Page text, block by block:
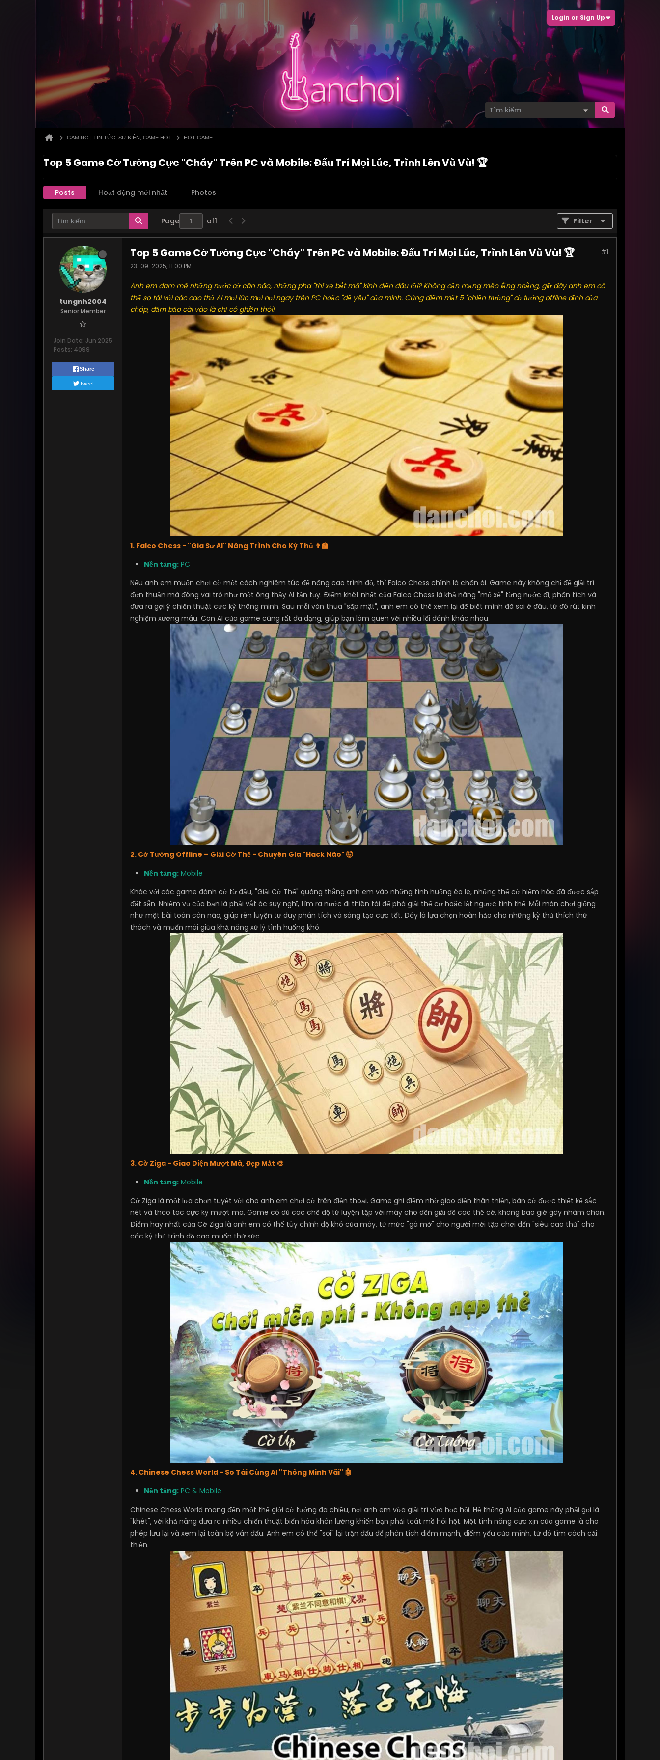
Login or Sign Up
GAMING | TIN TỨC, SỰ KIỆN, GAME HOT HOT GAME
Top 5 Game Cờ Tướng Cực "Cháy" Trên PC và Mobile: Đấu Trí Mọi Lúc, Trình Lên Vù Vù! 🏆
Posts Hoạt động mới nhất Photos
Page of1 Filter
tungnh2004
Senior Member
Join Date: Jun 2025
Posts: 4099
Share
Tweet
#1
Top 5 Game Cờ Tướng Cực "Cháy" Trên PC và Mobile: Đấu Trí Mọi Lúc, Trình Lên Vù Vù! 🏆
23-09-2025, 11:00 PM
Anh em đam mê những nước cờ cân não, những pha "thí xe bắt mã" kinh điển đâu rồi? Không cần mạng mẽo lằng nhằng, giờ đây anh em có
thể so tài với các cao thủ AI mọi lúc mọi nơi ngay trên PC hoặc "dế yêu" của mình. Cùng điểm mặt 5 "chiến trường" cờ tướng offline đỉnh của
chóp, đảm bảo cài vào là chỉ có ghiền thôi!
1. Falco Chess - "Gia Sư AI" Nâng Trình Cho Kỳ Thủ 👨‍🏫
Nền tảng: PC
Nếu anh em muốn chơi cờ một cách nghiêm túc để nâng cao trình độ, thì Falco Chess chính là chân ái. Game này không chỉ để giải trí
đơn thuần mà đóng vai trò như một ông thầy AI tận tụy. Điểm khét nhất của Falco Chess là khả năng "mổ xẻ" từng nước đi, phân tích và
đưa ra gợi ý chiến thuật cực kỳ thông minh. Sau mỗi ván thua "sấp mặt", anh em có thể xem lại để biết mình đã sai ở đâu, từ đó rút kinh
nghiệm xương máu. Con AI của game cũng rất đa dạng, giúp bạn làm quen với nhiều lối đánh khác nhau.
2. Cờ Tướng Offline – Giải Cờ Thế - Chuyên Gia "Hack Não" 🤯
Nền tảng: Mobile
Khác với các game đánh cờ từ đầu, "Giải Cờ Thế" quăng thẳng anh em vào những tình huống éo le, những thế cờ hiểm hóc đã được sắp
đặt sẵn. Nhiệm vụ của bạn là phải vắt óc suy nghĩ, tìm ra nước đi thiên tài để phá giải thế cờ hoặc lật ngược tình thế. Mỗi màn chơi giống
như một bài toán cân não, giúp rèn luyện tư duy phân tích và sáng tạo cực tốt. Đây là lựa chọn hoàn hảo cho những kỳ thủ thích thử
thách và muốn mài giũa khả năng xử lý tình huống khó.
3. Cờ Ziga - Giao Diện Mượt Mà, Đẹp Mắt 🎨
Nền tảng: Mobile
Cờ Ziga là một lựa chọn tuyệt vời cho anh em chơi cờ trên điện thoại. Game ghi điểm nhờ giao diện thân thiện, bàn cờ được thiết kế sắc
nét và thao tác cực kỳ mượt mà. Game có đủ các chế độ từ luyện tập với máy cho đến giải đố các thế cờ, không bao giờ gây nhàm chán.
Điểm hay nhất của Cờ Ziga là anh em có thể tùy chỉnh độ khó của máy, từ mức "gà mờ" cho người mới tập chơi đến "siêu cao thủ" cho
các kỳ thủ trình độ cao muốn thử sức.
4. Chinese Chess World - So Tài Cùng AI "Thông Minh Vãi" 🤖
Nền tảng: PC & Mobile
Chinese Chess World mang đến một thế giới cờ tướng đa chiều, nơi anh em vừa giải trí vừa học hỏi. Hệ thống AI của game này phải gọi là
"khét", với khả năng đưa ra nhiều chiến thuật biến hóa khôn lường khiến bạn phải toát mồ hôi hột. Một tính năng cực xịn của game là cho
phép lưu lại và xem lại toàn bộ ván đấu. Anh em có thể "soi" lại trận đấu để phân tích điểm mạnh, điểm yếu của mình, từ đó tìm cách cải
thiện.